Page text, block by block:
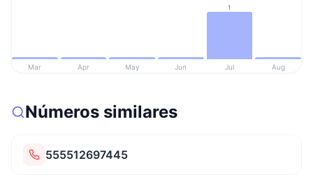
1
Mar Apr May Jun Jul Aug
Números similares
555512697445